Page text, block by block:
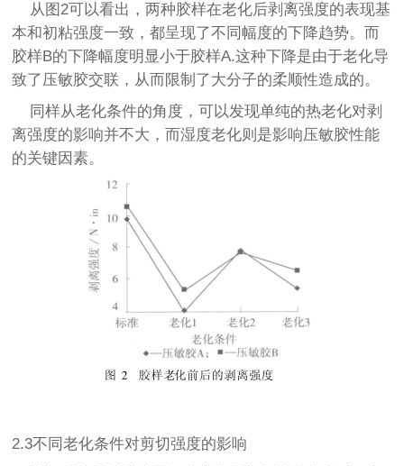
从图2可以看出，两种胶样在老化后剥离强度的表现基
本和初粘强度一致，都呈现了不同幅度的下降趋势。而
胶样B的下降幅度明显小于胶样A.这种下降是由于老化导
致了压敏胶交联，从而限制了大分子的柔顺性造成的。
同样从老化条件的角度，可以发现单纯的热老化对剥
离强度的影响并不大，而湿度老化则是影响压敏胶性能
的关键因素。
2.3不同老化条件对剪切强度的影响